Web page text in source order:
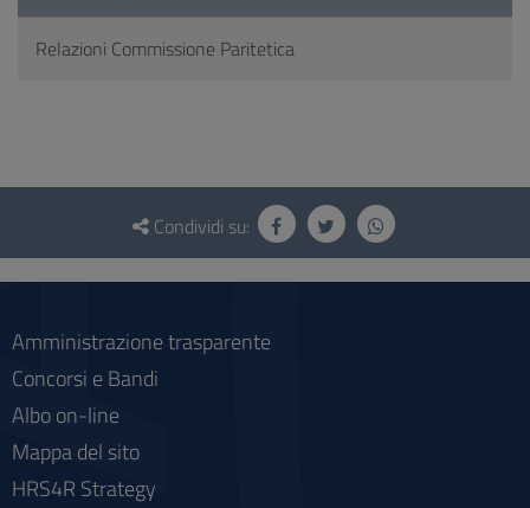
Relazioni Commissione Paritetica
Questionario
social
Condividi su:
Amministrazione trasparente
Concorsi e Bandi
Albo on-line
Mappa del sito
HRS4R Strategy